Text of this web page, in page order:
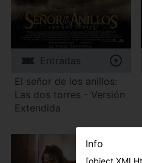
Entradas
El señor de los anillos:
Las dos torres - Versión
Extendida
Info
[object